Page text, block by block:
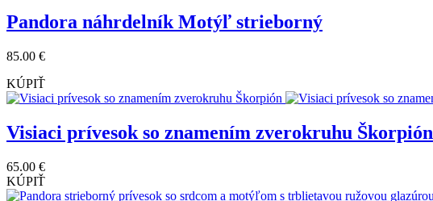
Pandora náhrdelník Motýľ strieborný
85.00 €
KÚPIŤ
Visiaci prívesok so znamením zverokruhu Škorpión
65.00 €
KÚPIŤ